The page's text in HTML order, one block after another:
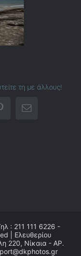
τη με άλλους!
Email
: 211 111 6226 -
| Ελευθερίου
220, Νίκαια - ΑΡ.